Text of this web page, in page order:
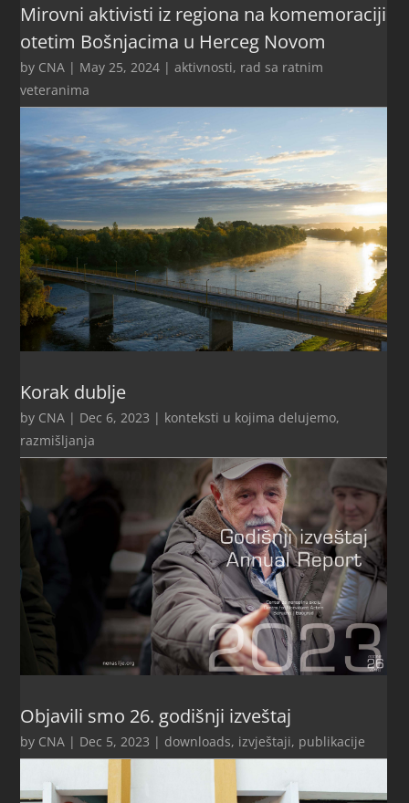
Mirovni aktivisti iz regiona na komemoraciji
otetim Bošnjacima u Herceg Novom
by CNA | May 25, 2024 |aktivnosti, rad sa ratnim
veteranima
Korak dublje
by CNA | Dec 6, 2023 | konteksti u kojima delujemo,
razmišljanja
Objavili smo 26. godišnji izveštaj
by CNA | Dec 5, 2023 | downloads, izvještaji, publikacije